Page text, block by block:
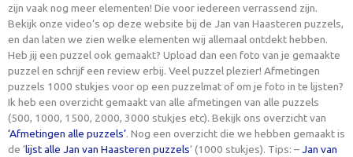
zijn vaak nog meer elementen! Die voor iedereen verrassend zijn.
Bekijk onze video’s op deze website bij de Jan van Haasteren puzzels,
en dan laten we zien welke elementen wij allemaal ontdekt hebben.
Heb jij een puzzel ook gemaakt? Upload dan een foto van je gemaakte
puzzel en schrijf een review erbij. Veel puzzel plezier! Afmetingen
puzzels 1000 stukjes voor op een puzzelmat of om je foto in te lijsten?
Ik heb een overzicht gemaakt van alle afmetingen van alle puzzels
(500, 1000, 1500, 2000, 3000 stukjes etc). Bekijk ons overzicht van
‘Afmetingen alle puzzels’. Nog een overzicht die we hebben gemaakt is
de ‘lijst alle Jan van Haasteren puzzels‘ (1000 stukjes). Tips: –Jan van